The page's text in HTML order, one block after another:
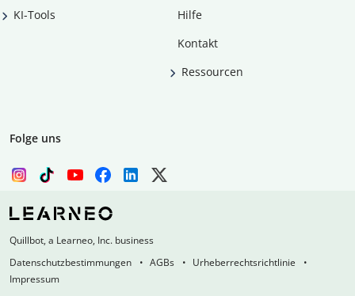
KI-Tools
Hilfe
Kontakt
Ressourcen
Folge uns
Quillbot, a Learneo, Inc. business
Datenschutzbestimmungen
AGBs
Urheberrechtsrichtlinie
Impressum